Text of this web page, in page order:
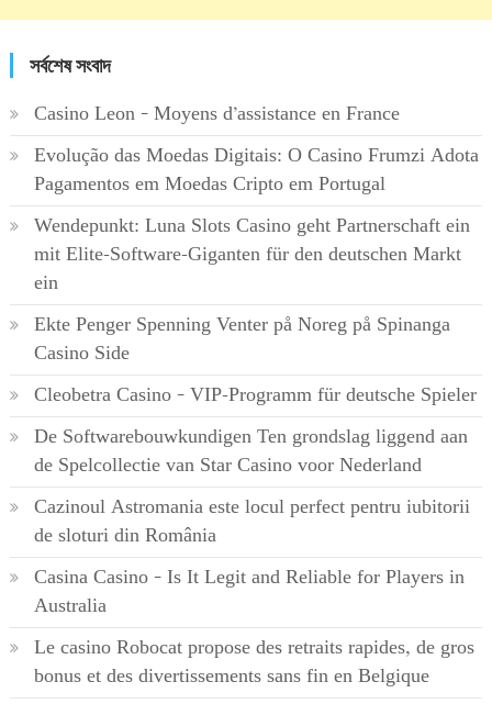
সর্বশেষ সংবাদ
Casino Leon – Moyens d’assistance en France
Evolução das Moedas Digitais: O Casino Frumzi Adota
Pagamentos em Moedas Cripto em Portugal
Wendepunkt: Luna Slots Casino geht Partnerschaft ein
mit Elite-Software-Giganten für den deutschen Markt
ein
Ekte Penger Spenning Venter på Noreg på Spinanga
Casino Side
Cleobetra Casino – VIP-Programm für deutsche Spieler
De Softwarebouwkundigen Ten grondslag liggend aan
de Spelcollectie van Star Casino voor Nederland
Cazinoul Astromania este locul perfect pentru iubitorii
de sloturi din România
Casina Casino – Is It Legit and Reliable for Players in
Australia
Le casino Robocat propose des retraits rapides, de gros
bonus et des divertissements sans fin en Belgique